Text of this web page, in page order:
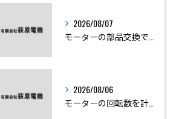
2026/08/07
2026/08/06